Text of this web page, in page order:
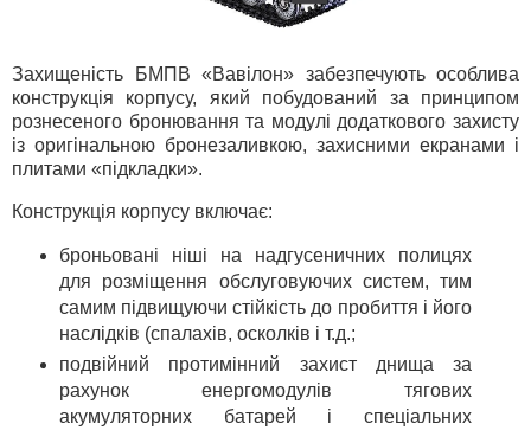
Захищеність БМПВ «Вавілон» забезпечують особлива
конструкція корпусу, який побудований за принципом
рознесеного бронювання та модулі додаткового захисту
із оригінальною бронезаливкою, захисними екранами і
плитами «підкладки».
Конструкція корпусу включає:
броньовані ніші на надгусеничних полицях
для розміщення обслуговуючих систем, тим
самим підвищуючи стійкість до пробиття і його
наслідків (спалахів, осколків і т.д.;
подвійний протимінний захист днища за
рахунок енергомодулів тягових
акумуляторних батарей і спеціальних